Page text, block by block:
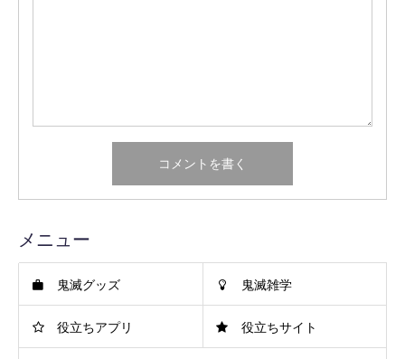
メニュー
鬼滅グッズ 鬼滅雑学
役立ちアプリ 役立ちサイト